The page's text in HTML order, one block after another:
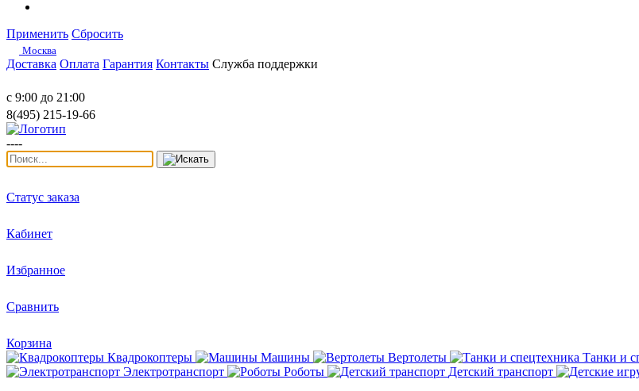
Применить Сбросить
Москва
Доставка Оплата Гарантия Контакты Служба поддержки
с 9:00 до 21:00
8(495) 215-19-66
----
Статус заказа
Кабинет
Избранное
Сравнить
Корзина
Квадрокоптеры
Машины Вертолеты Танки и
Электротранспорт
Роботы Детский транспорт